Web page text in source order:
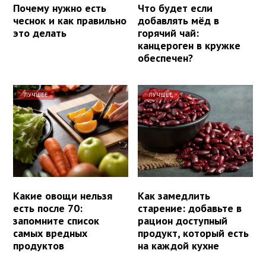
Почему нужно есть
чеснок и как правильно
это делать
Что будет если
добавлять мёд в
горячий чай:
канцероген в кружке
обеспечен?
ЛУЧШЕЕ
Какие овощи нельзя
есть после 70:
запомните список
самых вредных
продуктов
ЛУЧШЕЕ
Как замедлить
старение: добавьте в
рацион доступный
продукт, который есть
на каждой кухне